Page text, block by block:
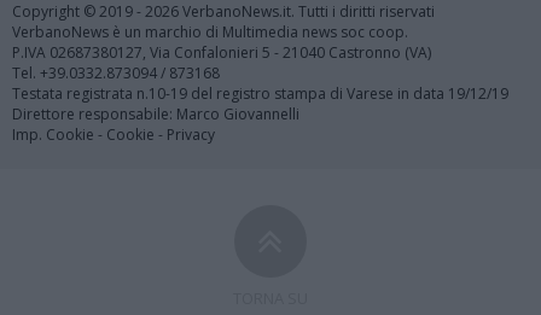
Copyright © 2019 - 2026 VerbanoNews.it. Tutti i diritti riservati
VerbanoNews è un marchio di Multimedia news soc coop.
P.IVA 02687380127, Via Confalonieri 5 - 21040 Castronno (VA)
Tel. +39.0332.873094 / 873168
Testata registrata n.10-19 del registro stampa di Varese in data 19/12/19
Direttore responsabile: Marco Giovannelli
Imp. Cookie - Cookie - Privacy